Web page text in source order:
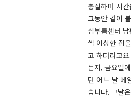
충실하며 시
그동안 같이
심부름센터
씩 이상한 점
고 하더라고
든지, 금요일
던 어느 날 메
습니다. ​그날